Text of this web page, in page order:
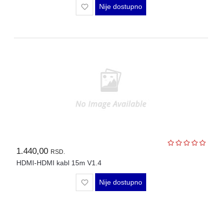
Nije dostupno
1.440,00 RSD.
HDMI-HDMI kabl 15m V1.4
Nije dostupno